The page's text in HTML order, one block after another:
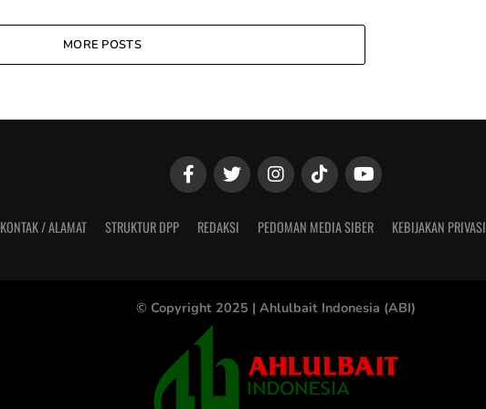
MORE POSTS
KONTAK / ALAMAT STRUKTUR DPP REDAKSI PEDOMAN MEDIA SIBER KEBIJAKAN PRIVASI
© Copyright 2025 | Ahlulbait Indonesia (ABI)